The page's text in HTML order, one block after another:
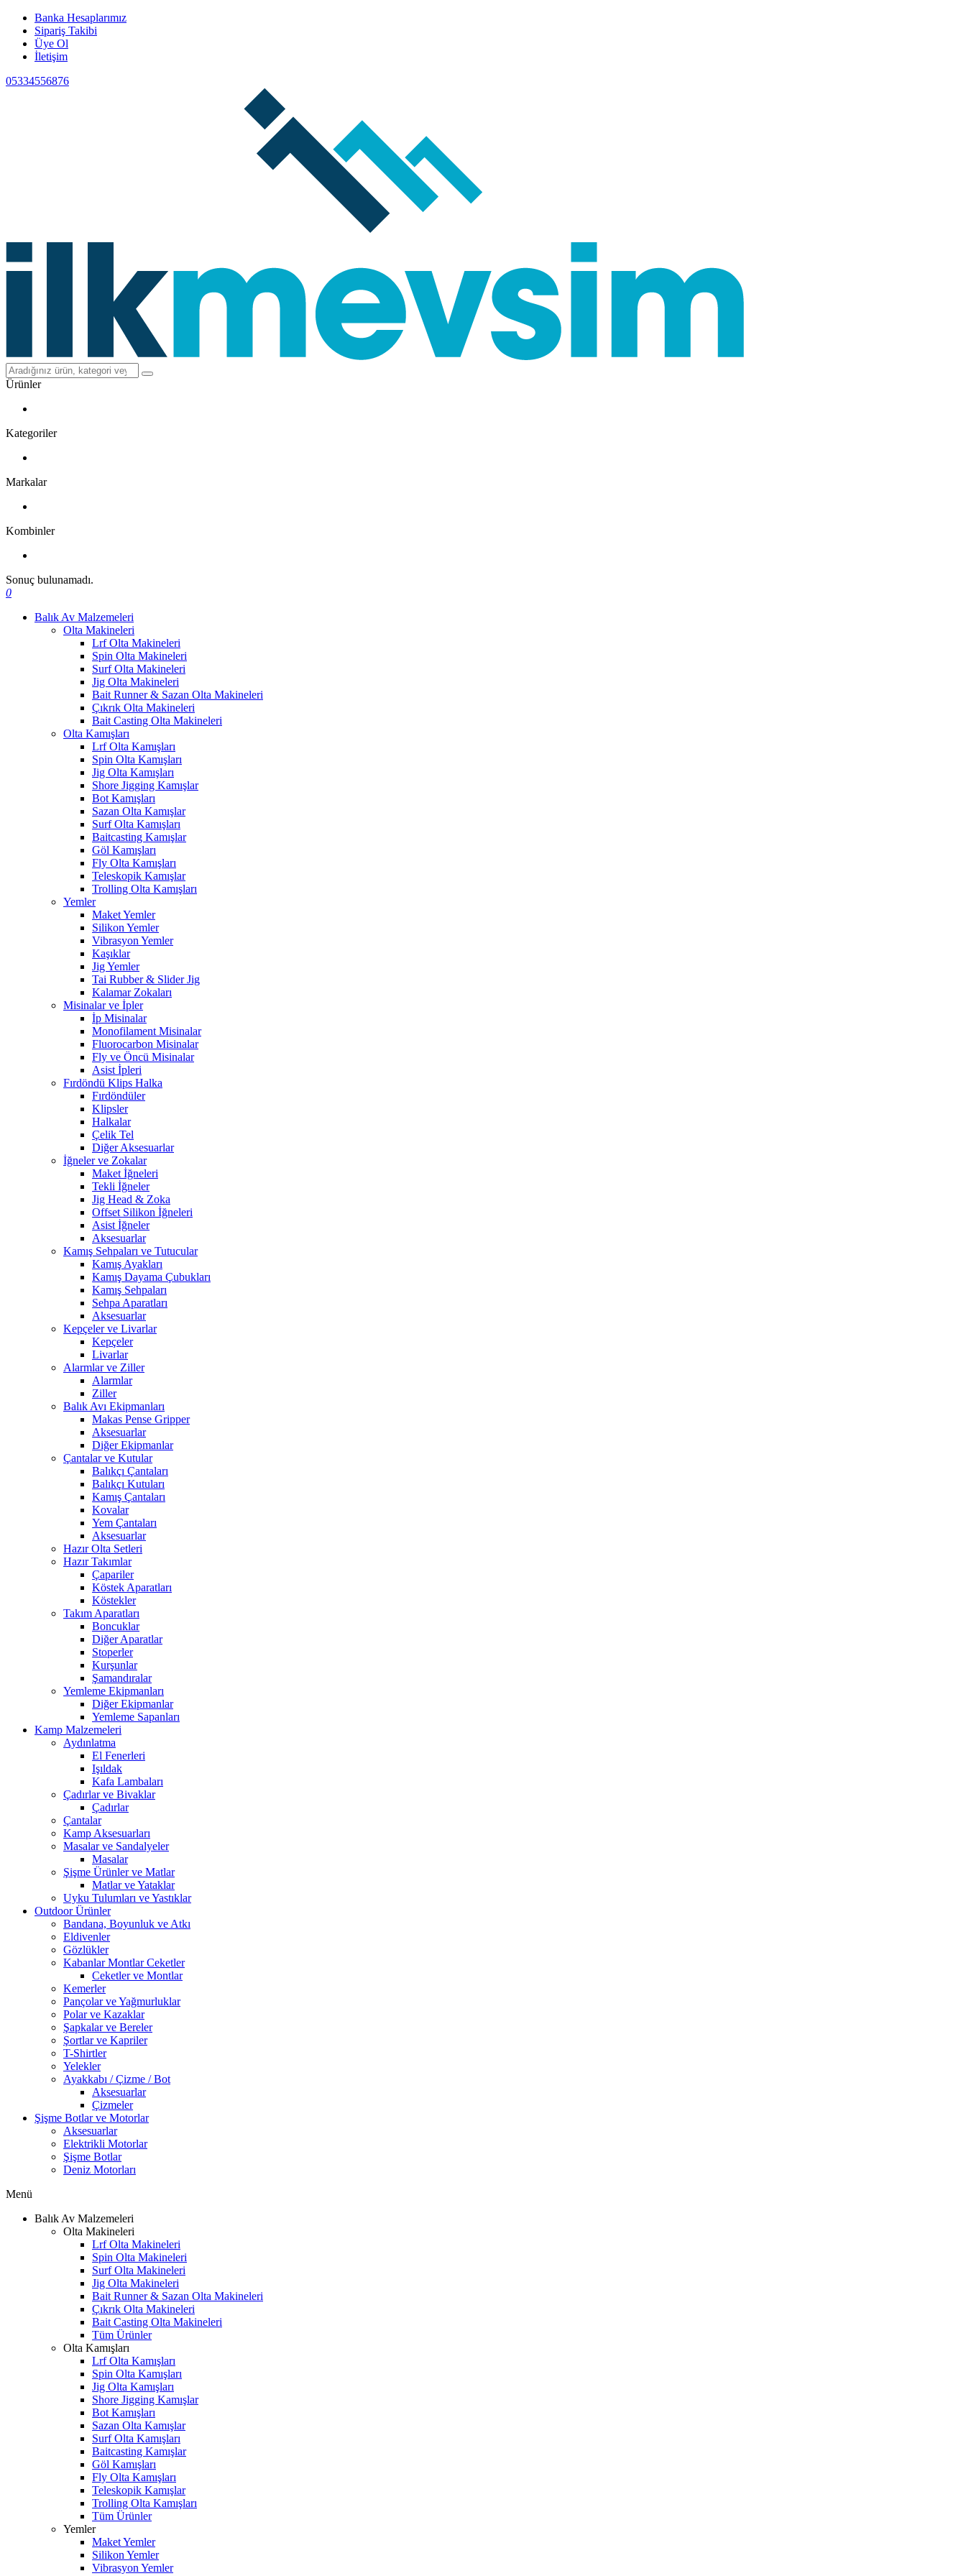
Banka Hesaplarımız
Sipariş Takibi
Üye Ol
İletişim
05334556876
Ürünler
Kategoriler
Markalar
Kombinler
Sonuç bulunamadı.
0
Balık Av Malzemeleri
Olta Makineleri
Lrf Olta Makineleri
Spin Olta Makineleri
Surf Olta Makineleri
Jig Olta Makineleri
Bait Runner & Sazan Olta Makineleri
Çıkrık Olta Makineleri
Bait Casting Olta Makineleri
Olta Kamışları
Lrf Olta Kamışları
Spin Olta Kamışları
Jig Olta Kamışları
Shore Jigging Kamışlar
Bot Kamışları
Sazan Olta Kamışlar
Surf Olta Kamışları
Baitcasting Kamışlar
Göl Kamışları
Fly Olta Kamışları
Teleskopik Kamışlar
Trolling Olta Kamışları
Yemler
Maket Yemler
Silikon Yemler
Vibrasyon Yemler
Kaşıklar
Jig Yemler
Tai Rubber & Slider Jig
Kalamar Zokaları
Misinalar ve İpler
İp Misinalar
Monofilament Misinalar
Fluorocarbon Misinalar
Fly ve Öncü Misinalar
Asist İpleri
Fırdöndü Klips Halka
Fırdöndüler
Klipsler
Halkalar
Çelik Tel
Diğer Aksesuarlar
İğneler ve Zokalar
Maket İğneleri
Tekli İğneler
Jig Head & Zoka
Offset Silikon İğneleri
Asist İğneler
Aksesuarlar
Kamış Sehpaları ve Tutucular
Kamış Ayakları
Kamış Dayama Çubukları
Kamış Sehpaları
Sehpa Aparatları
Aksesuarlar
Kepçeler ve Livarlar
Kepçeler
Livarlar
Alarmlar ve Ziller
Alarmlar
Ziller
Balık Avı Ekipmanları
Makas Pense Gripper
Aksesuarlar
Diğer Ekipmanlar
Çantalar ve Kutular
Balıkçı Çantaları
Balıkçı Kutuları
Kamış Çantaları
Kovalar
Yem Çantaları
Aksesuarlar
Hazır Olta Setleri
Hazır Takımlar
Çapariler
Köstek Aparatları
Köstekler
Takım Aparatları
Boncuklar
Diğer Aparatlar
Stoperler
Kurşunlar
Şamandıralar
Yemleme Ekipmanları
Diğer Ekipmanlar
Yemleme Sapanları
Kamp Malzemeleri
Aydınlatma
El Fenerleri
Işıldak
Kafa Lambaları
Çadırlar ve Bivaklar
Çadırlar
Çantalar
Kamp Aksesuarları
Masalar ve Sandalyeler
Masalar
Şişme Ürünler ve Matlar
Matlar ve Yataklar
Uyku Tulumları ve Yastıklar
Outdoor Ürünler
Bandana, Boyunluk ve Atkı
Eldivenler
Gözlükler
Kabanlar Montlar Ceketler
Ceketler ve Montlar
Kemerler
Pançolar ve Yağmurluklar
Polar ve Kazaklar
Şapkalar ve Bereler
Şortlar ve Kapriler
T-Shirtler
Yelekler
Ayakkabı / Çizme / Bot
Aksesuarlar
Çizmeler
Şişme Botlar ve Motorlar
Aksesuarlar
Elektrikli Motorlar
Şişme Botlar
Deniz Motorları
Menü
Balık Av Malzemeleri
Olta Makineleri
Lrf Olta Makineleri
Spin Olta Makineleri
Surf Olta Makineleri
Jig Olta Makineleri
Bait Runner & Sazan Olta Makineleri
Çıkrık Olta Makineleri
Bait Casting Olta Makineleri
Tüm Ürünler
Olta Kamışları
Lrf Olta Kamışları
Spin Olta Kamışları
Jig Olta Kamışları
Shore Jigging Kamışlar
Bot Kamışları
Sazan Olta Kamışlar
Surf Olta Kamışları
Baitcasting Kamışlar
Göl Kamışları
Fly Olta Kamışları
Teleskopik Kamışlar
Trolling Olta Kamışları
Tüm Ürünler
Yemler
Maket Yemler
Silikon Yemler
Vibrasyon Yemler